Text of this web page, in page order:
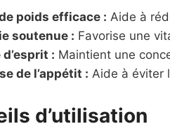
poids efficace : Aide à
soutenue : Favorise une
: Maintient une
de l’appétit : Aide à éviter
d’utilisation